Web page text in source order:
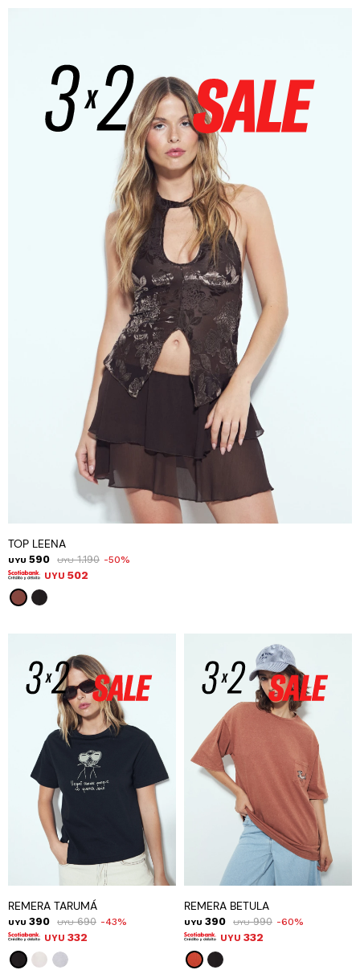
TOP LEENA
UYU 590 UYU 1.190 50
UYU 502
REMERA TARUMÁ
UYU 390 UYU 690 43
UYU 332
REMERA BETULA
UYU 390 UYU 990 60
UYU 332